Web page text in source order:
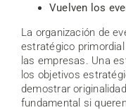
Vuelven los
La organización de
estratégico
las empresas. Una
los objetivos
demostrar
fundamental si